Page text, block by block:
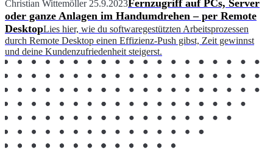
Christian Wittemöller 25.9.2023Fernzugriff auf PCs, Server
oder ganze Anlagen im Handumdrehen – per Remote
DesktopLies hier, wie du softwaregestützten Arbeitsprozessen
durch Remote Desktop einen Effizienz-Push gibst, Zeit gewinnst
und deine Kundenzufriedenheit steigerst.